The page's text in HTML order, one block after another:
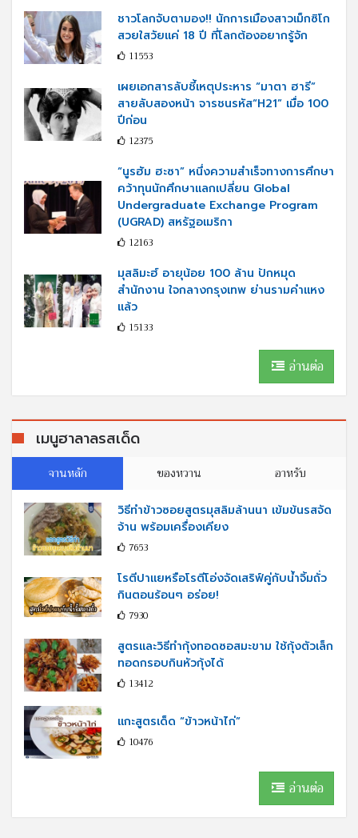
ชาวโลกจับตามอง!! นักการเมืองสาวเม็กซิโก
สวยใสวัยแค่ 18 ปี ที่โลกต้องอยากรู้จัก
11553
เผยเอกสารลับชี้เหตุประหาร “มาตา ฮารี”
สายลับสองหน้า จารชนรหัส“H21” เมื่อ 100
ปีก่อน
12375
“นูรฮัม ฮะซา” หนึ่งความสำเร็จทางการศึกษา
คว้าทุนนักศึกษาแลกเปลี่ยน Global
Undergraduate Exchange Program
(UGRAD) สหรัฐอเมริกา
12163
มุสลิมะฮ์ อายุน้อย 100 ล้าน ปักหมุด
สำนักงาน ใจกลางกรุงเทพ ย่านรามคำแหง
แล้ว
15133
อ่านต่อ
เมนูฮาลาลรสเด็ด
จานหลัก ของหวาน อาหรับ
วิธีทำข้าวซอยสูตรมุสลิมล้านนา เข้มข้นรสจัด
จ้าน พร้อมเครื่องเคียง
7653
โรตีปาแยหรือโรตีโอ่งจัดเสริฟ์คู่กับนํ้าจิ้มถั่ว
กินตอนร้อนๆ อร่อย!
7930
สูตรและวิธีทำกุ้งทอดซอสมะขาม ใช้กุ้งตัวเล็ก
ทอดกรอบกินหัวกุ้งได้
13412
แกะสูตรเด็ด “ข้าวหน้าไก่”
10476
อ่านต่อ